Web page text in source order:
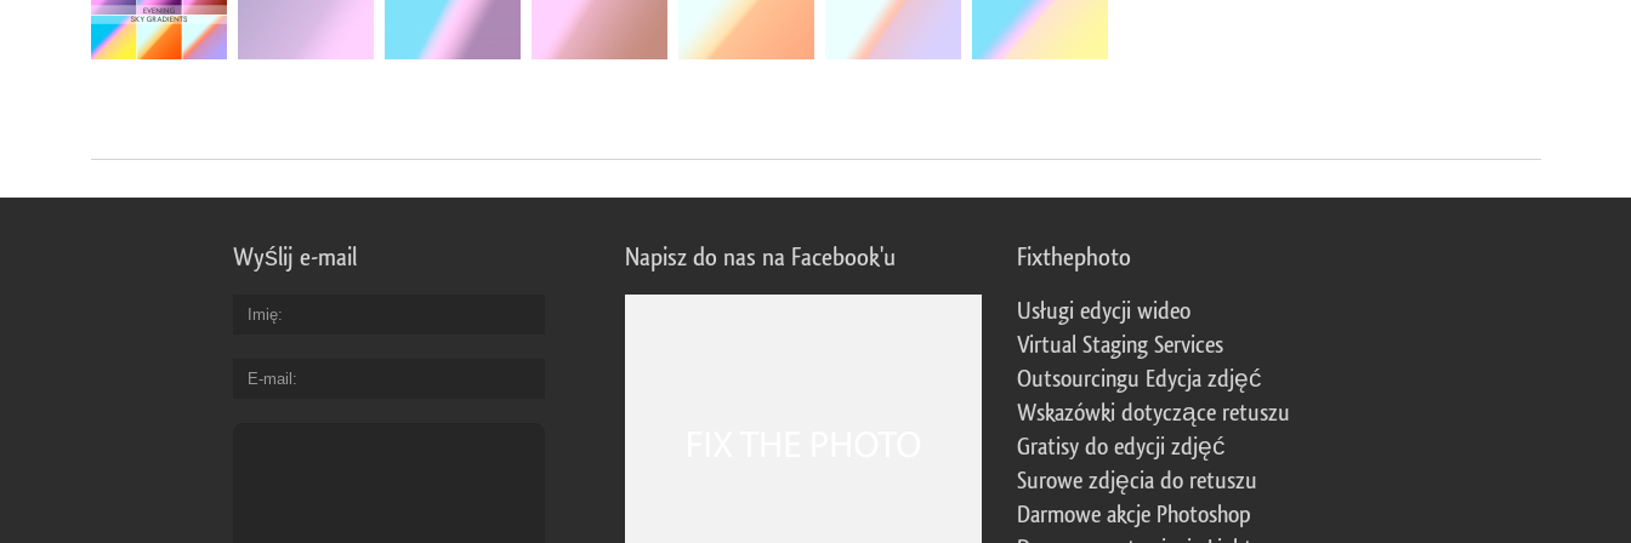
Wyślij e-mail
Imię
E-mail
Napisz do nas na Facebook'u Fixthephoto
Usługi edycji wideo
Virtual Staging Services
Outsourcingu Edycja zdjęć
Wskazówki dotyczące retuszu
Gratisy do edycji zdjęć
Surowe zdjęcia do retuszu
Darmowe akcje Photoshop